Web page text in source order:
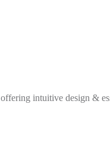
intuitive design &